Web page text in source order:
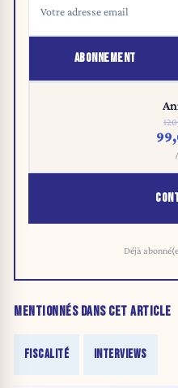
ABONNEMENT
Déjà
MENTIONNÉS DANS CET ARTICLE
FISCALITÉ INTERVIEWS